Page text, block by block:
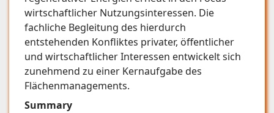
wirtschaftlicher Nutzungsinteressen. Die
fachliche Begleitung des hierdurch
entstehenden Konfliktes privater, öffentlicher
und wirtschaftlicher Interessen entwickelt sich
zunehmend zu einer Kernaufgabe des
Flächenmanagements.
Summary